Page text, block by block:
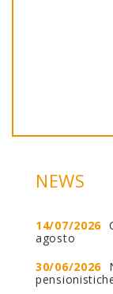
NEWS
14/07/2026
agosto
30/06/2026